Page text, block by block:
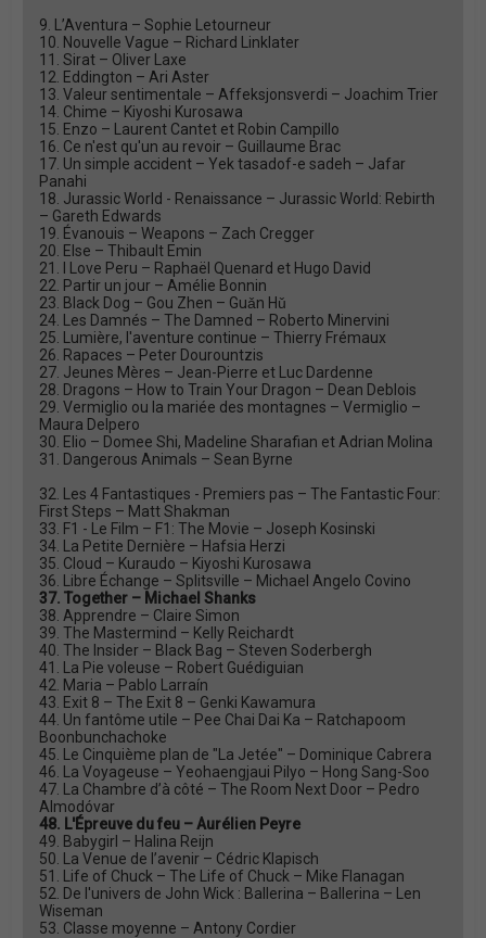
9. L’Aventura – Sophie Letourneur
10. Nouvelle Vague – Richard Linklater
11. Sirat – Oliver Laxe
12. Eddington – Ari Aster
13. Valeur sentimentale – Affeksjonsverdi – Joachim Trier
14. Chime – Kiyoshi Kurosawa
15. Enzo – Laurent Cantet et Robin Campillo
16. Ce n'est qu'un au revoir – Guillaume Brac
17. Un simple accident – Yek tasadof-e sadeh – Jafar
Panahi
18. Jurassic World - Renaissance – Jurassic World: Rebirth
– Gareth Edwards
19. Évanouis – Weapons – Zach Cregger
20. Else – Thibault Emin
21. I Love Peru – Raphaël Quenard et Hugo David
22. Partir un jour – Amélie Bonnin
23. Black Dog – Gou Zhen – Guǎn Hǔ
24. Les Damnés – The Damned – Roberto Minervini
25. Lumière, l'aventure continue – Thierry Frémaux
26. Rapaces – Peter Dourountzis
27. Jeunes Mères – Jean-Pierre et Luc Dardenne
28. Dragons – How to Train Your Dragon – Dean Deblois
29. Vermiglio ou la mariée des montagnes – Vermiglio –
Maura Delpero
30. Elio – Domee Shi, Madeline Sharafian et Adrian Molina
31. Dangerous Animals – Sean Byrne
32. Les 4 Fantastiques - Premiers pas – The Fantastic Four:
First Steps – Matt Shakman
33. F1 - Le Film – F1: The Movie – Joseph Kosinski
34. La Petite Dernière – Hafsia Herzi
35. Cloud – Kuraudo – Kiyoshi Kurosawa
36. Libre Échange – Splitsville – Michael Angelo Covino
37. Together – Michael Shanks
38. Apprendre – Claire Simon
39. The Mastermind – Kelly Reichardt
40. The Insider – Black Bag – Steven Soderbergh
41. La Pie voleuse – Robert Guédiguian
42. Maria – Pablo Larraín
43. Exit 8 – The Exit 8 – Genki Kawamura
44. Un fantôme utile – Pee Chai Dai Ka – Ratchapoom
Boonbunchachoke
45. Le Cinquième plan de "La Jetée" – Dominique Cabrera
46. La Voyageuse – Yeohaengjaui Pilyo – Hong Sang-Soo
47. La Chambre d’à côté – The Room Next Door – Pedro
Almodóvar
48. L'Épreuve du feu – Aurélien Peyre
49. Babygirl – Halina Reijn
50. La Venue de l’avenir – Cédric Klapisch
51. Life of Chuck – The Life of Chuck – Mike Flanagan
52. De l'univers de John Wick : Ballerina – Ballerina – Len
Wiseman
53. Classe moyenne – Antony Cordier